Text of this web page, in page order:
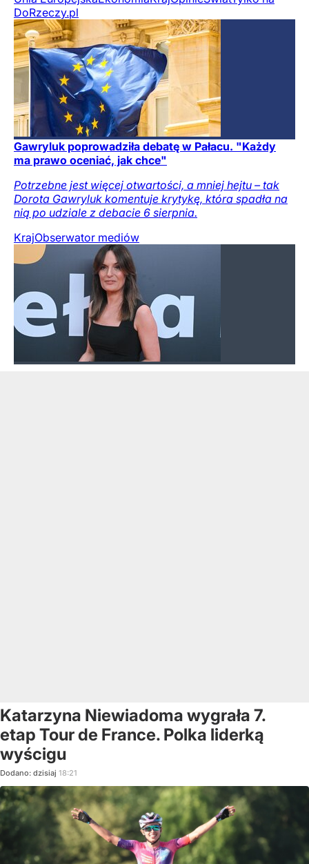
DoRzeczy.pl
Gawryluk poprowadziła debatę w Pałacu. "Każdy
ma prawo oceniać, jak chce"
Potrzebne jest więcej otwartości, a mniej hejtu – tak
Dorota Gawryluk komentuje krytykę, która spadła na
nią po udziale z debacie 6 sierpnia.
KrajObserwator mediów
Katarzyna Niewiadoma wygrała 7.
etap Tour de France. Polka liderką
wyścigu
Dodano: dzisiaj 18:21